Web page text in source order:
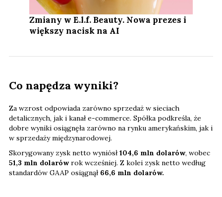
Zmiany w E.l.f. Beauty. Nowa prezes i
większy nacisk na AI
Co napędza wyniki?
Za wzrost odpowiada zarówno sprzedaż w sieciach
detalicznych, jak i kanał e-commerce. Spółka podkreśla, że
dobre wyniki osiągnęła zarówno na rynku amerykańskim, jak i
w sprzedaży międzynarodowej.
Skorygowany zysk netto wyniósł104,6 mln dolarów, wobec
51,3 mln dolarówrok wcześniej. Z kolei zysk netto według
standardów GAAP osiągnął 66,6 mln dolarów.